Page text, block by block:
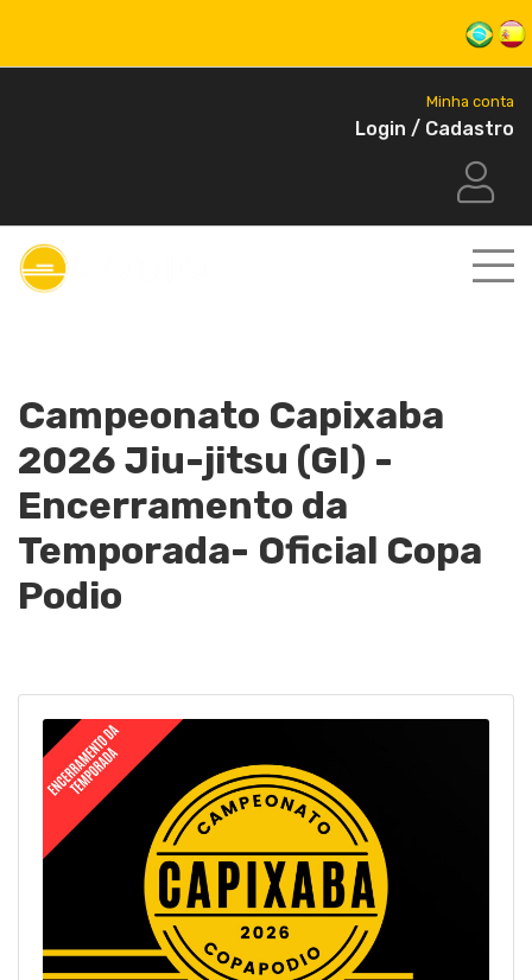
Minha conta
Login / Cadastro
Campeonato Capixaba
2026 Jiu-jitsu (GI) -
Encerramento da
Temporada- Oficial Copa
Podio